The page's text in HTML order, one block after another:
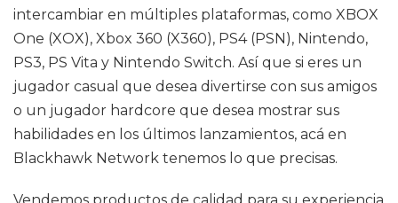
intercambiar en múltiples plataformas, como XBOX
One (XOX), Xbox 360 (X360), PS4 (PSN), Nintendo,
PS3, PS Vita y Nintendo Switch. Así que si eres un
jugador casual que desea divertirse con sus amigos
o un jugador hardcore que desea mostrar sus
habilidades en los últimos lanzamientos, acá en
Blackhawk Network tenemos lo que precisas.